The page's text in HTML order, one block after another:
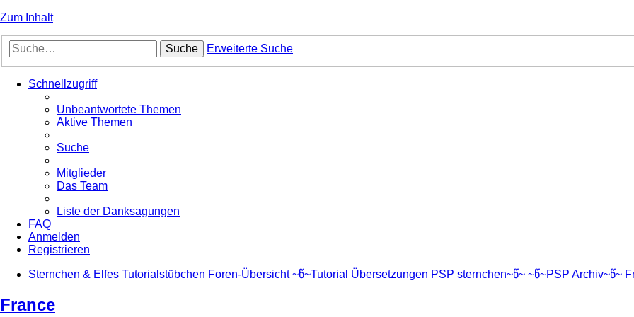
Zum Inhalt
Suche Erweiterte Suche
Schnellzugriff
Unbeantwortete Themen
Aktive Themen
Suche
Mitglieder
Das Team
Liste der Danksagungen
FAQ
Anmelden
Registrieren
Sternchen & Elfes Tutorialstübchen Foren-Übersicht ~წ~Tutorial Übersetzungen PSP sternchen~წ~ ~წ~PSP Archiv~წ~
France